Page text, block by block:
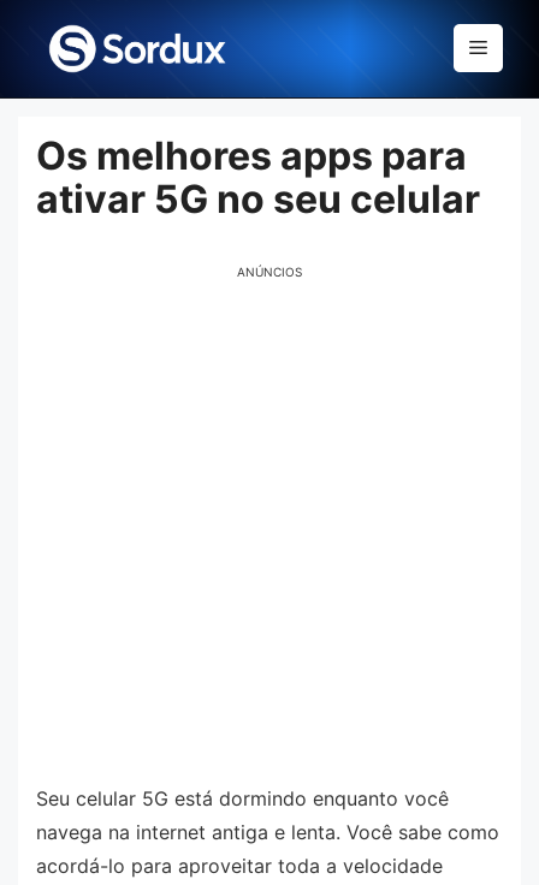
content
Menu
Os melhores apps para
ativar 5G no seu celular
ANÚNCIOS
Seu celular 5G está dormindo enquanto você
navega na internet antiga e lenta. Você sabe como
acordá-lo para aproveitar toda a velocidade